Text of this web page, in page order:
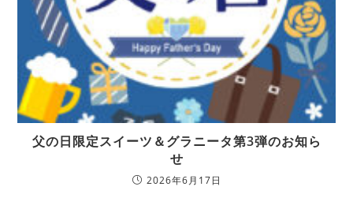
父の日限定スイーツ＆グラニータ第3弾のお知ら
せ
2026年6月17日